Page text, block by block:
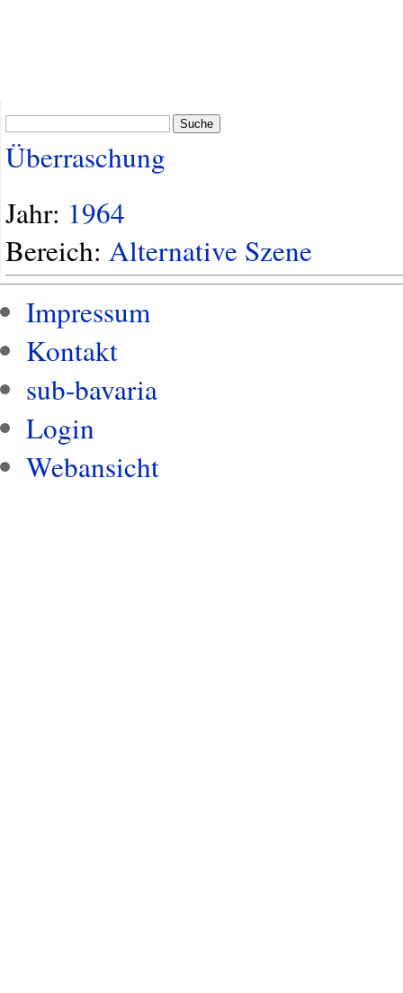
Suche
Überraschung
Jahr: 1964
Bereich: Alternative Szene
Impressum
Kontakt
sub-bavaria
Login
Webansicht